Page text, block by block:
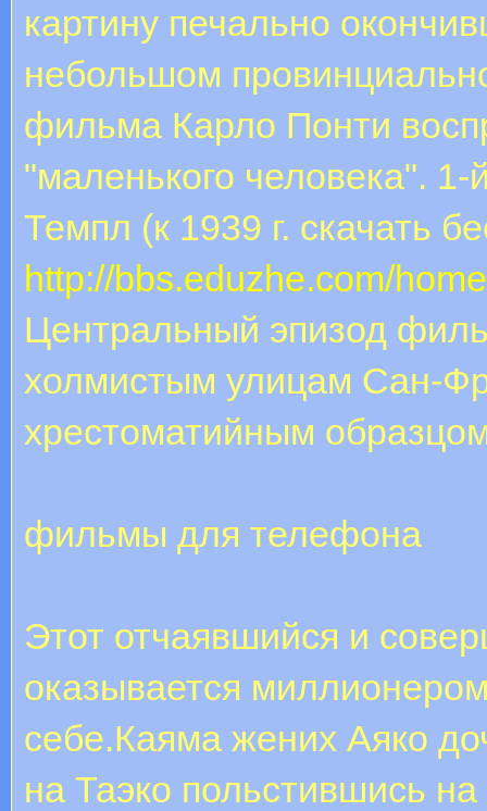
картину печально
небольшом
фильма Карло Понти
"маленького человека".
Темпл (к 1939 г. cкачать
http://bbs.eduzhe.com/
Центральный эпизод
холмистым улицам Сан-
хрестоматийным
фильмы для телефона
Этот отчаявшийся и
оказывается
себе.Каяма жених Аяко
на Таэко польстившись